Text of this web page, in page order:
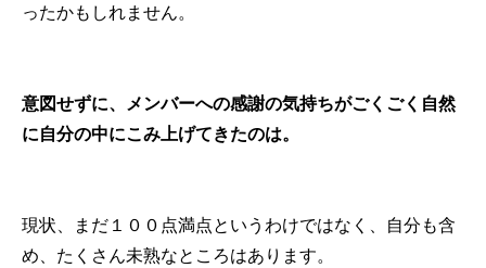
ったかもしれません。
意図せずに、メンバーへの感謝の気持ちがごくごく自然
に自分の中にこみ上げてきたのは。
現状、まだ１００点満点というわけではなく、自分も含
め、たくさん未熟なところはあります。